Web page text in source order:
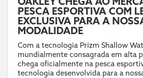
PESCA ESPORTIVA COM
EXCLUSIVA PARA A
MODALIDADE
Com a tecnologia Prizm Shallow
mundialmente consagrada em alta
chega oficialmente na pesca
tecnologia desenvolvida para a